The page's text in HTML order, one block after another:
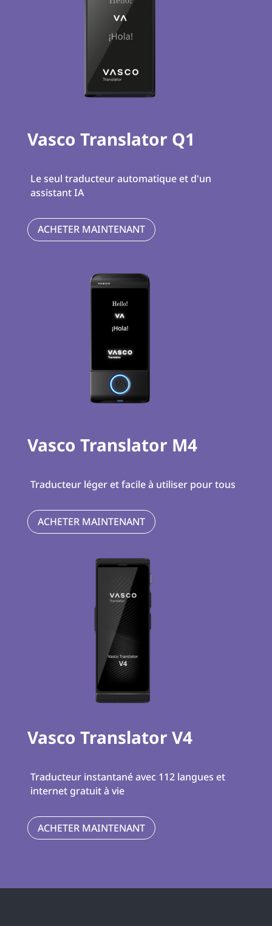
Vasco Translator Q1
Le seul traducteur automatique et d'un
assistant IA
ACHETER MAINTENANT
Vasco Translator M4
Traducteur léger et facile à utiliser pour tous
ACHETER MAINTENANT
Vasco Translator V4
Traducteur instantané avec 112 langues et
internet gratuit à vie
ACHETER MAINTENANT